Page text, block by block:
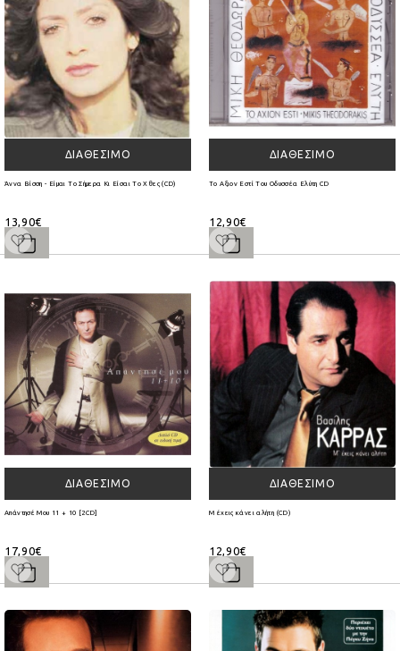
ΔΙΑΘΈΣΙΜΟ
Άννα Βίσση - Είμαι Το Σήμερα Κι Είσαι Το Χθες (CD)
13,90€
ΔΙΑΘΈΣΙΜΟ
Το Αξιον Εστί Του Οδυσσέα Ελύτη CD
12,90€
ΔΙΑΘΈΣΙΜΟ
Απάντησέ Μου 11 + 10 [2CD]
17,90€
ΔΙΑΘΈΣΙΜΟ
Μ έχεις κάνει αλήτη (CD)
12,90€